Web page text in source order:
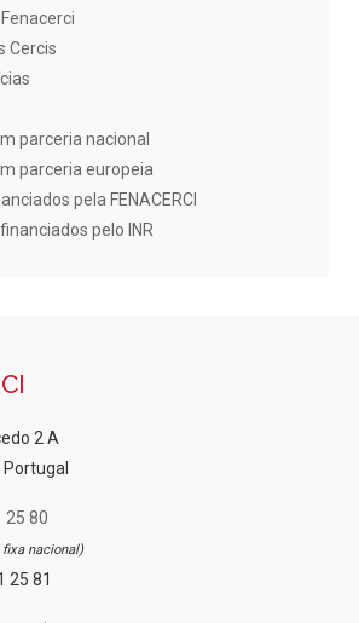
Cercis
parceria nacional
parceria europeia
pela FENACERCI
pelo INR
2 A
25 80
fixa nacional)
25 81